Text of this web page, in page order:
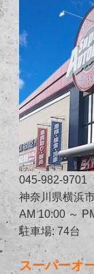
045-982-9701
神奈川県横浜
AM 10:00 ～
駐車場: 74台
スーパーオ